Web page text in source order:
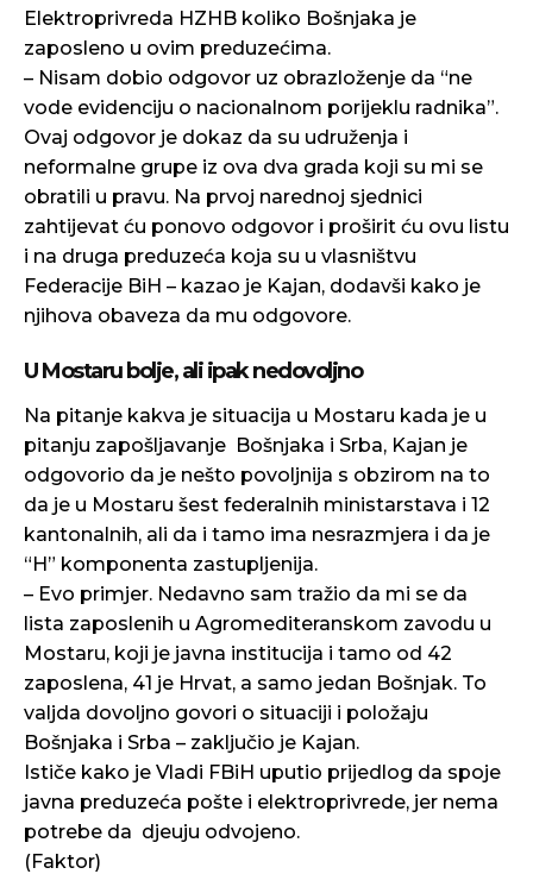
Elektroprivreda HZHB koliko Bošnjaka je
zaposleno u ovim preduzećima.
– Nisam dobio odgovor uz obrazloženje da “ne
vode evidenciju o nacionalnom porijeklu radnika”.
Ovaj odgovor je dokaz da su udruženja i
neformalne grupe iz ova dva grada koji su mi se
obratili u pravu. Na prvoj narednoj sjednici
zahtijevat ću ponovo odgovor i proširit ću ovu listu
i na druga preduzeća koja su u vlasništvu
Federacije BiH – kazao je Kajan, dodavši kako je
njihova obaveza da mu odgovore.
U Mostaru bolje, ali ipak nedovoljno
Na pitanje kakva je situacija u Mostaru kada je u
pitanju zapošljavanje Bošnjaka i Srba, Kajan je
odgovorio da je nešto povoljnija s obzirom na to
da je u Mostaru šest federalnih ministarstava i 12
kantonalnih, ali da i tamo ima nesrazmjera i da je
“H” komponenta zastupljenija.
– Evo primjer. Nedavno sam tražio da mi se da
lista zaposlenih u Agromediteranskom zavodu u
Mostaru, koji je javna institucija i tamo od 42
zaposlena, 41 je Hrvat, a samo jedan Bošnjak. To
valjda dovoljno govori o situaciji i položaju
Bošnjaka i Srba – zaključio je Kajan.
Ističe kako je Vladi FBiH uputio prijedlog da spoje
javna preduzeća pošte i elektroprivrede, jer nema
potrebe da djeuju odvojeno.
(Faktor)